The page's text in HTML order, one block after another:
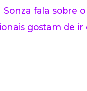
Sonza fala sobre
gostam de ir